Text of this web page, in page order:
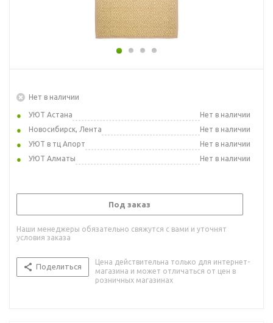
Нет в наличии
УЮТ Астана
Нет в наличии
Новосибирск, Лента
Нет в наличии
УЮТ в тц Апорт
Нет в наличии
УЮТ Алматы
Нет в наличии
Под заказ
Наши менеджеры обязательно свяжутся с вами и уточнят
условия заказа
Поделиться
Цена действительна только для интернет-
магазина и может отличаться от цен в
розничных магазинах